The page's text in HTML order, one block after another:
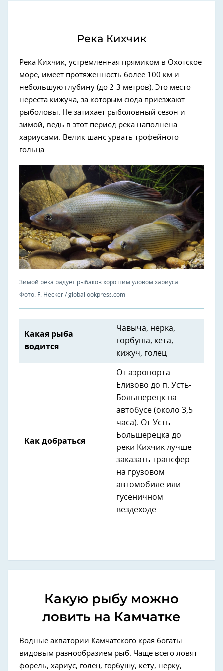
Река Кихчик
Река Кихчик, устремленная прямиком в Охотское
море, имеет протяженность более 100 км и
небольшую глубину (до 2-3 метров). Это место
нереста кижуча, за которым сюда приезжают
рыболовы. Не затихает рыболовный сезон и
зимой, ведь в этот период река наполнена
хариусами. Велик шанс урвать трофейного
гольца.
Зимой река радует рыбаков хорошим уловом хариуса.
Фото: F. Hecker / globallookpress.com
Какая рыба
водится
Чавыча, нерка,
горбуша, кета,
кижуч, голец
Как добраться
От аэропорта
Елизово до п. Усть-
Большерецк на
автобусе (около 3,5
часа). От Усть-
Большерецка до
реки Кихчик лучше
заказать трансфер
на грузовом
автомобиле или
гусеничном
вездеходе
Какую рыбу можно
ловить на Камчатке
Водные акватории Камчатского края богаты
видовым разнообразием рыб. Чаще всего ловят
форель, хариус, голец, горбушу, кету, нерку,